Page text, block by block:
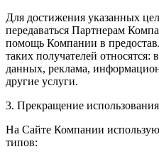
Для достижения указанных
передаваться Партнерам
помощь Компании в
таких получателей относятся:
данных, реклама,
другие услуги.
3. Прекращение
На Сайте Компании
типов: